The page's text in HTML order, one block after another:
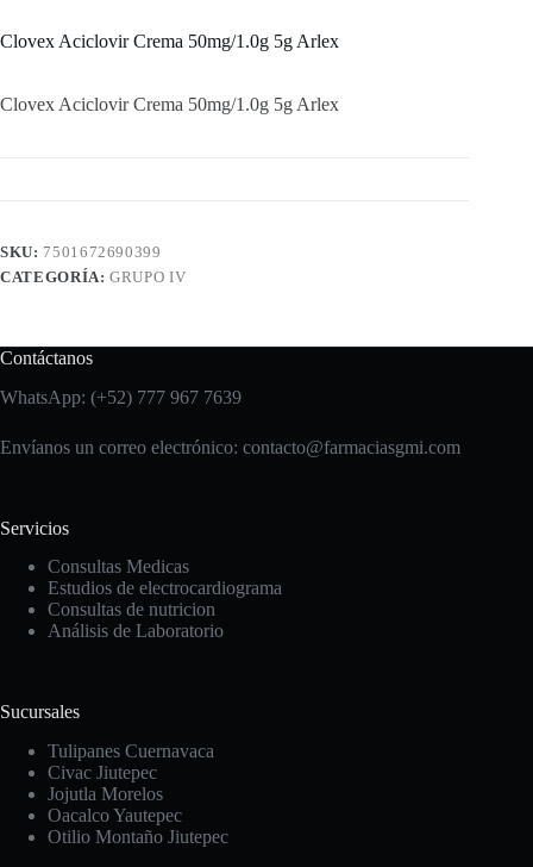
Clovex Aciclovir Crema 50mg/1.0g 5g Arlex
Clovex Aciclovir Crema 50mg/1.0g 5g Arlex
SKU: 7501672690399
CATEGORÍA:GRUPO IV
Contáctanos
WhatsApp: (+52) 777 967 7639
Envíanos un correo electrónico: contacto@farmaciasgmi.com
Servicios
Consultas Medicas
Estudios de electrocardiograma
Consultas de nutricion
Análisis de Laboratorio
Sucursales
Tulipanes Cuernavaca
Civac Jiutepec
Jojutla Morelos
Oacalco Yautepec
Otilio Montaño Jiutepec